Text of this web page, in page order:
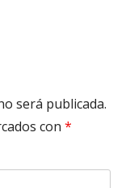
será publicada.
con *